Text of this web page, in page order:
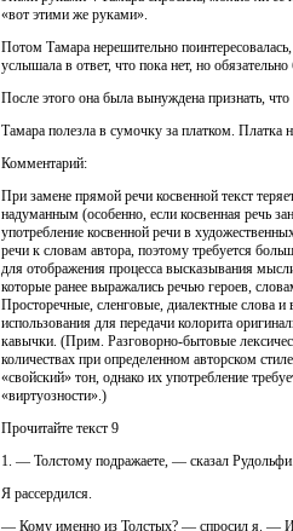
«вот этими же руками».
Потом Тамара нерешительно
услышала в ответ, что пока нет, но обязательно
После этого она была вынуждена признать,
Тамара полезла в сумочку за платком. Платка
Комментарий:
При замене прямой речи косвенной текст
надуманным (особенно, если косвенная речь
употребление косвенной речи в
речи к словам автора, поэтому требуется
для отображения процесса высказывания
которые ранее выражались речью героев,
Просторечные, сленговые, диалектные слова
использования для передачи колорита
кавычки. (Прим. Разговорно-бытовые
количествах при определенном авторском
«свойский» тон, однако их употребление
«виртуозности».)
Прочитайте текст 9
1. — Толстому подражаете, — сказал
Я рассердился.
— Кому именно из Толстых? — спросил я. —